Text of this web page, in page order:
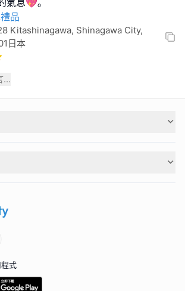
品
Kitashinagawa, Shinagawa City,
日本
...
式